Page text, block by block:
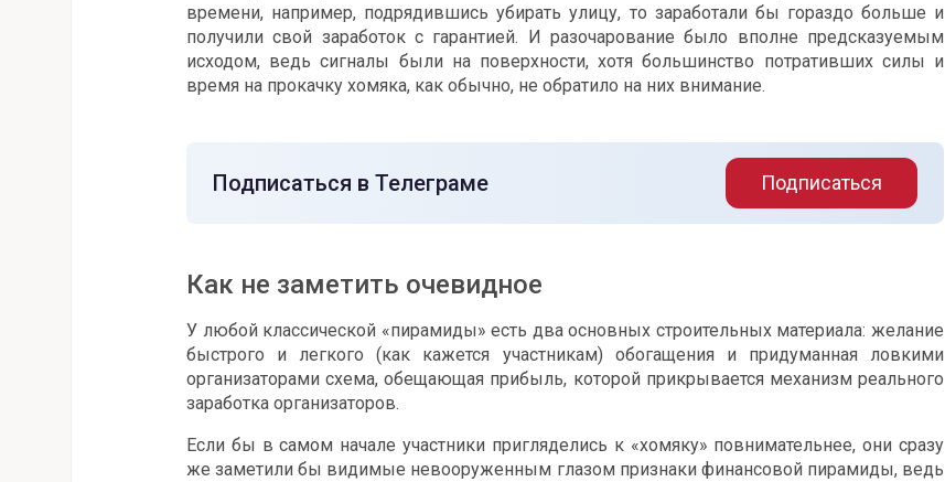
времени, например, подрядившись убирать улицу, то заработали бы гораздо больше и
получили свой заработок с гарантией. И разочарование было вполне предсказуемым
исходом, ведь сигналы были на поверхности, хотя большинство потративших силы и
время на прокачку хомяка, как обычно, не обратило на них внимание.
Подписаться в Телеграме Подписаться
Как не заметить очевидное
У любой классической «пирамиды» есть два основных строительных материала: желание
быстрого и легкого (как кажется участникам) обогащения и придуманная ловкими
организаторами схема, обещающая прибыль, которой прикрывается механизм реального
заработка организаторов.
Если бы в самом начале участники пригляделись к «хомяку» повнимательнее, они сразу
же заметили бы видимые невооруженным глазом признаки финансовой пирамиды, ведь